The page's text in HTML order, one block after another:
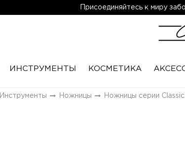
Присоединяйтесь к миру
ИНСТРУМЕНТЫ КОСМЕТИКА
Инструменты Ножницы Ножницы серии Classic